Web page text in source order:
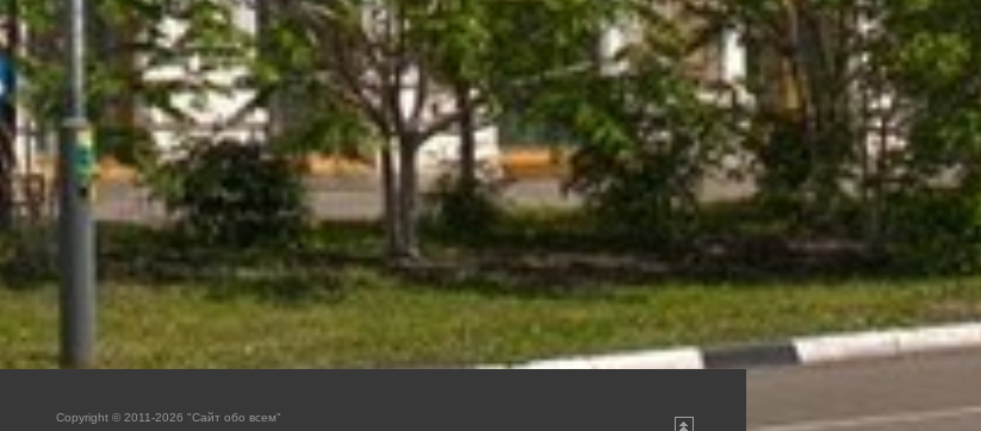
Copyright © 2011-2026 "Сайт обо всем"